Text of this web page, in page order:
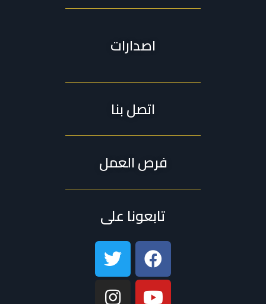
اصدارات
اتصل بنا
فرص العمل
تابعونا على